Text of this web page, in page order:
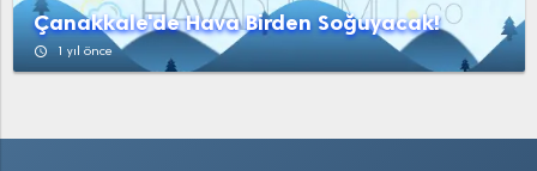
YukarıAğzıaçık Yunak
Çanakkale'de Hava Birden Soğuyacak!
access_time 1 yıl önce